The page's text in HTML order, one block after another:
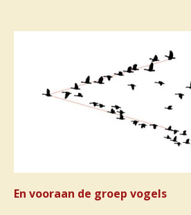
En vooraan de groep vogels